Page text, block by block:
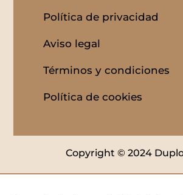
Política de privacidad
Aviso legal
Términos y condiciones
Política de cookies
Copyright © 2024